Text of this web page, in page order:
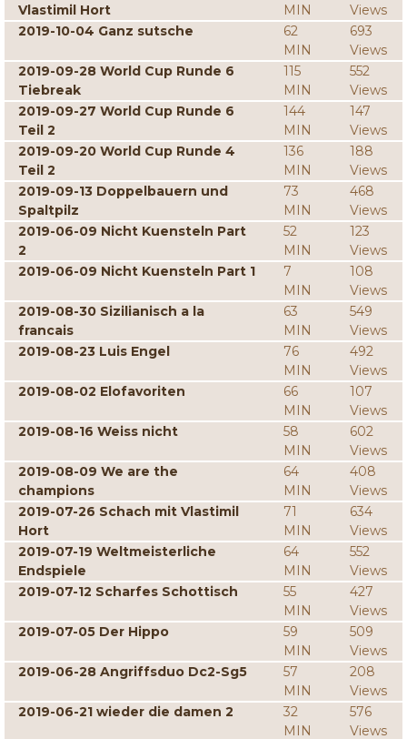
Vlastimil Hort
MIN
Views
2019-10-04 Ganz sutsche
62
MIN
693
Views
2019-09-28 World Cup Runde 6
Tiebreak
115
MIN
552
Views
2019-09-27 World Cup Runde 6
Teil 2
144
MIN
147
Views
2019-09-20 World Cup Runde 4
Teil 2
136
MIN
188
Views
2019-09-13 Doppelbauern und
Spaltpilz
73
MIN
468
Views
2019-06-09 Nicht Kuensteln Part
2
52
MIN
123
Views
2019-06-09 Nicht Kuensteln Part 1
7
MIN
108
Views
2019-08-30 Sizilianisch a la
francais
63
MIN
549
Views
2019-08-23 Luis Engel
76
MIN
492
Views
2019-08-02 Elofavoriten
66
MIN
107
Views
2019-08-16 Weiss nicht
58
MIN
602
Views
2019-08-09 We are the
champions
64
MIN
408
Views
2019-07-26 Schach mit Vlastimil
Hort
71
MIN
634
Views
2019-07-19 Weltmeisterliche
Endspiele
64
MIN
552
Views
2019-07-12 Scharfes Schottisch
55
MIN
427
Views
2019-07-05 Der Hippo
59
MIN
509
Views
2019-06-28 Angriffsduo Dc2-Sg5
57
MIN
208
Views
2019-06-21 wieder die damen 2
32
MIN
576
Views